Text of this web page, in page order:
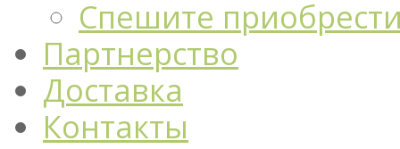
Спешите
Партнерство
Доставка
Контакты